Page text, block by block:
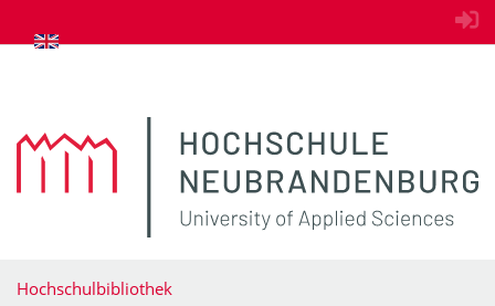
zum Inhalt springen
Hochschulbibliothek